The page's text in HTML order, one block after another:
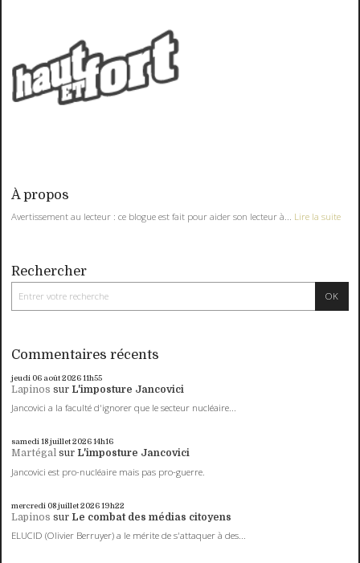
À propos
Avertissement au lecteur : ce blogue est fait pour aider son lecteur à... Lire la suite
Rechercher
Commentaires récents
jeudi 06 août 202611h55
Lapinos sur L'imposture Jancovici
Jancovici a la faculté d'ignorer que le secteur nucléaire...
samedi 18juillet 202614h16
Martégal sur L'imposture Jancovici
Jancovici est pro-nucléaire mais pas pro-guerre.
mercredi 08juillet 202619h22
Lapinos sur Le combat des médias citoyens
ELUCID (Olivier Berruyer) a le mérite de s'attaquer à des...